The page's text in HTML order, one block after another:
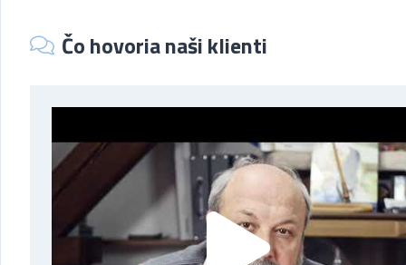
Čo hovoria naši klienti